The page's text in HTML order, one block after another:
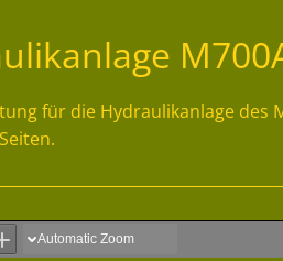
für die Hydraulikanlage des